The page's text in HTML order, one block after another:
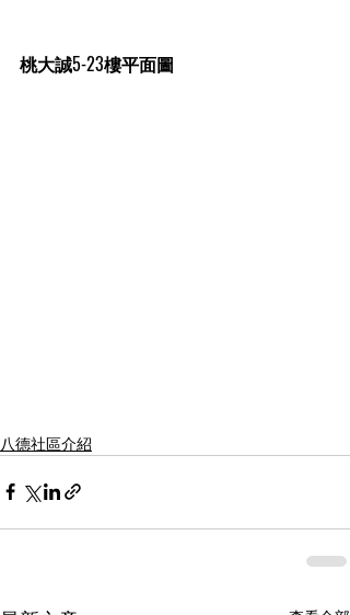
桃大誠5-23樓平面圖
八德社區介紹